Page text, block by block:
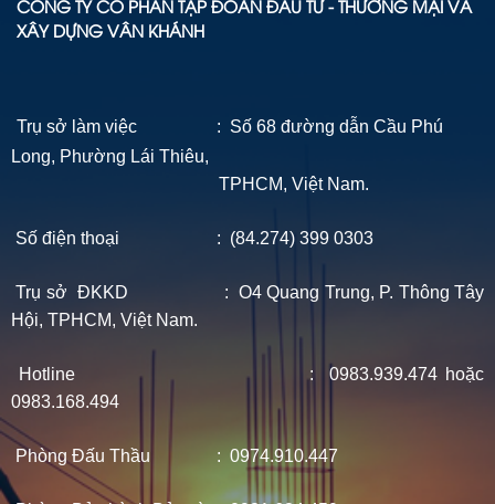
CÔNG TY CỔ PHẦN TẬP ĐOÀN ĐẦU TƯ - THƯƠNG MẠI VÀ
XÂY DỰNG VÂN KHÁNH
Trụ sở làm việc : Số 68 đường dẫn Cầu Phú
Long, Phường Lái Thiêu,
TPHCM, Việt Nam.
Số điện thoại : (84.274) 399 0303
Trụ sở ĐKKD : O4 Quang Trung, P. Thông Tây
Hội, TPHCM, Việt Nam.
Hotline : 0983.939.474 hoặc
0983.168.494
Phòng Đấu Thầu : 0974.910.447